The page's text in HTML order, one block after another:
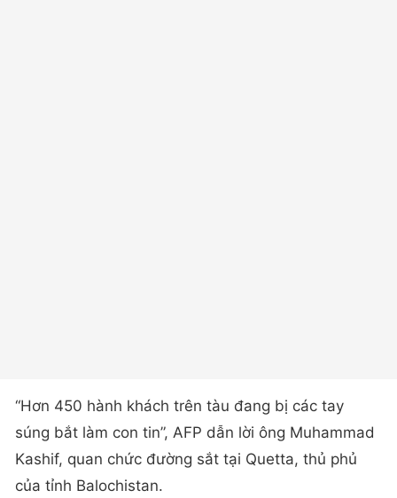
“Hơn 450 hành khách trên tàu đang bị các tay
súng bắt làm con tin”, AFP dẫn lời ông Muhammad
Kashif, quan chức đường sắt tại Quetta, thủ phủ
của tỉnh Balochistan.